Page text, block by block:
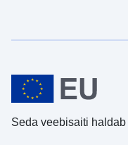
Seda veebisaiti haldab